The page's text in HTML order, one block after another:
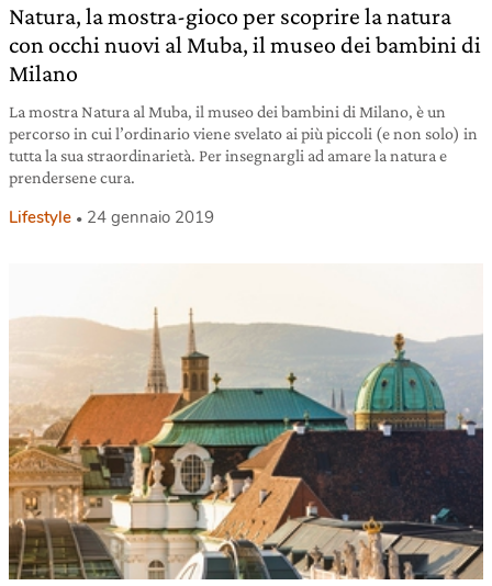
Natura, la mostra-gioco per scoprire la natura
con occhi nuovi al Muba, il museo dei bambini di
Milano
La mostra Natura al Muba, il museo dei bambini di Milano, è un
percorso in cui l’ordinario viene svelato ai più piccoli (e non solo) in
tutta la sua straordinarietà. Per insegnargli ad amare la natura e
prendersene cura.
Lifestyle 24 gennaio 2019